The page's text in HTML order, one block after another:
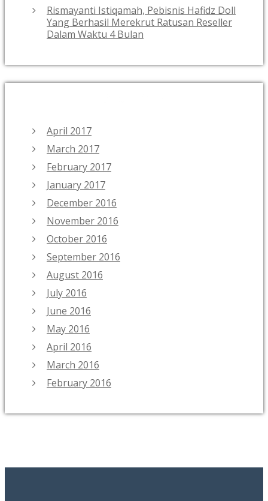
Rismayanti Istiqamah, Pebisnis Hafidz Doll
Yang Berhasil Merekrut Ratusan Reseller
Dalam Waktu 4 Bulan
April 2017
March 2017
February 2017
January 2017
December 2016
November 2016
October 2016
September 2016
August 2016
July 2016
June 2016
May 2016
April 2016
March 2016
February 2016